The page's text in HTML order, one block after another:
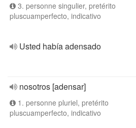
3. personne singulier, pretérito
pluscuamperfecto, indicativo
Usted había adensado
nosotros [adensar]
1. personne pluriel, pretérito
pluscuamperfecto, indicativo